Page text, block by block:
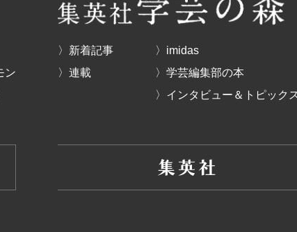
ン
〉新着記事
〉連載
〉imidas
〉学芸編集部の本
〉インタビュー＆トピック